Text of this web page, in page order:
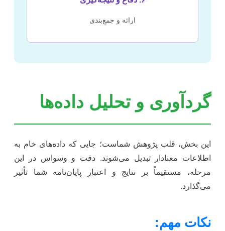
ارائه و جمع‌بندی
و تحلیل داده‌ها
بخش، قلب پژوهش شماست؛ جایی که داده‌های خام به
معنادار تبدیل می‌شوند. دقت و وسواس در این
مستقیماً بر نتایج و اعتبار پایان‌نامه شما تأثیر
مهم: